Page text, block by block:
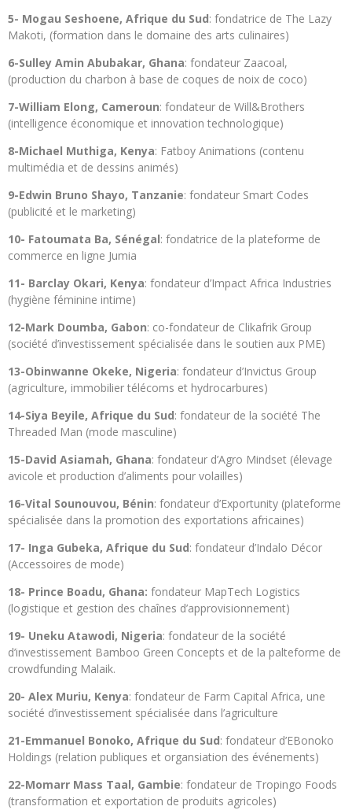
5- Mogau Seshoene, Afrique du Sud: fondatrice de The Lazy
Makoti, (formation dans le domaine des arts culinaires)
6-Sulley Amin Abubakar, Ghana: fondateur Zaacoal,
(production du charbon à base de coques de noix de coco)
7-William Elong, Cameroun: fondateur de Will&Brothers
(intelligence économique et innovation technologique)
8-Michael Muthiga, Kenya: Fatboy Animations (contenu
multimédia et de dessins animés)
9-Edwin Bruno Shayo, Tanzanie: fondateur Smart Codes
(publicité et le marketing)
10- Fatoumata Ba, Sénégal: fondatrice de la plateforme de
commerce en ligne Jumia
11- Barclay Okari, Kenya: fondateur d’Impact Africa Industries
(hygiène féminine intime)
12-Mark Doumba, Gabon: co-fondateur de Clikafrik Group
(société d’investissement spécialisée dans le soutien aux PME)
13-Obinwanne Okeke, Nigeria: fondateur d’Invictus Group
(agriculture, immobilier télécoms et hydrocarbures)
14-Siya Beyile, Afrique du Sud: fondateur de la société The
Threaded Man (mode masculine)
15-David Asiamah, Ghana: fondateur d’Agro Mindset (élevage
avicole et production d’aliments pour volailles)
16-Vital Sounouvou, Bénin: fondateur d’Exportunity (plateforme
spécialisée dans la promotion des exportations africaines)
17- Inga Gubeka, Afrique du Sud: fondateur d’Indalo Décor
(Accessoires de mode)
18- Prince Boadu, Ghana: fondateur MapTech Logistics
(logistique et gestion des chaînes d’approvisionnement)
19- Uneku Atawodi, Nigeria: fondateur de la société
d’investissement Bamboo Green Concepts et de la palteforme de
crowdfunding Malaik.
20- Alex Muriu, Kenya: fondateur de Farm Capital Africa, une
société d’investissement spécialisée dans l’agriculture
21-Emmanuel Bonoko, Afrique du Sud: fondateur d’EBonoko
Holdings (relation publiques et organsiation des événements)
22-Momarr Mass Taal, Gambie: fondateur de Tropingo Foods
(transformation et exportation de produits agricoles)